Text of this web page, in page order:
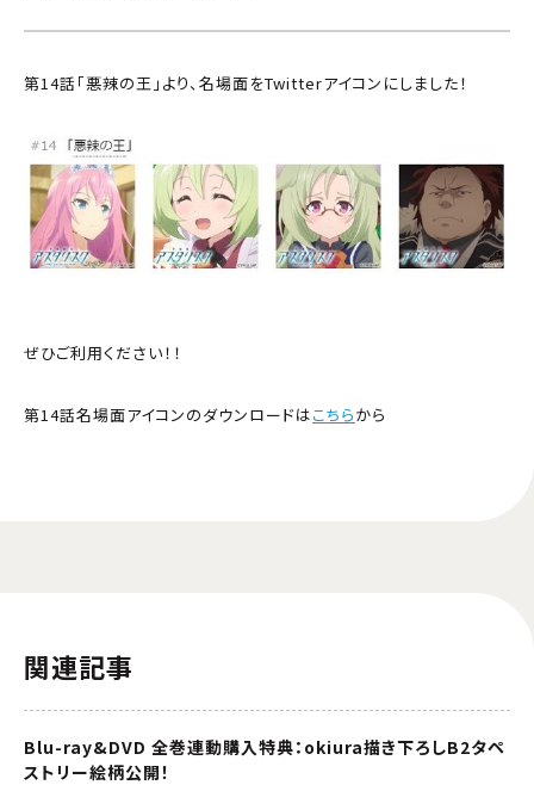
第14話「悪辣の王」より、名場面をTwitterアイコンにしました！
ぜひご利用ください！！
第14話名場面アイコンのダウンロードはこちらから
関連記事
Blu-ray&DVD 全巻連動購入特典：okiura描き下ろしB2タペ
ストリー絵柄公開！